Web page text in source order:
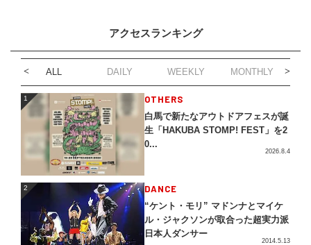
アクセスランキング
ALL DAILY WEEKLY MONTHLY
1 OTHERS
白馬で新たなアウトドアフェスが誕
生「HAKUBA STOMP! FEST」を2
0...
2026.8.4
2 DANCE
“ケント・モリ” マドンナとマイケ
ル・ジャクソンが取合った超実力派
日本人ダンサー
2014.5.13